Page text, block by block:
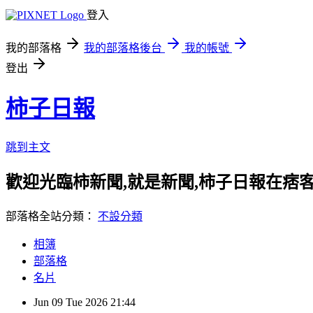
登入
我的部落格 我的部落格後台
我的帳號
登出
柿子日報
跳到主文
歡迎光臨柿新聞,就是新聞,柿子日報在痞
部落格全站分類： 不設分類
相簿
部落格
名片
Jun 09 Tue 2026 21:44